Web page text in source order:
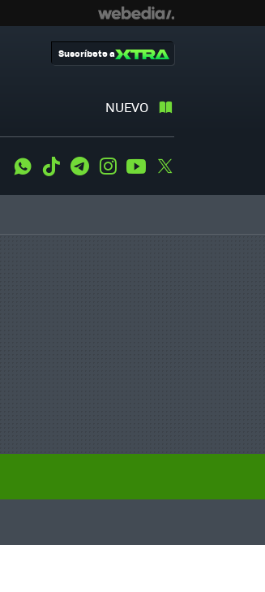
NUEVO
Suscríbete a
WhatsApp
Tiktok TelegramInstagramYoutube